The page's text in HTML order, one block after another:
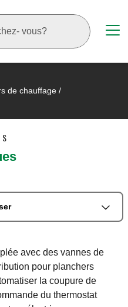
de chauffage /
avec des vannes de
pour planchers
la coupure de
du thermostat